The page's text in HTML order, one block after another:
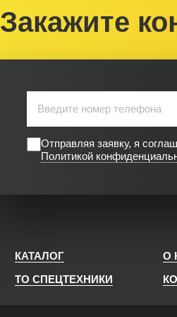
Закажите
Отправляя заявку, я
Политикой
КАТАЛОГ
О
ТО СПЕЦТЕХНИКИ